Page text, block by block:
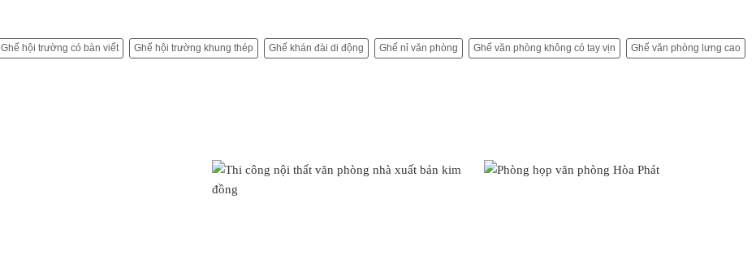
Ghế hội trường có bàn viết Ghế hội trường khung thép Ghế khán đài di động Ghế nỉ văn phòng Ghế văn phòng không có tay vịn Ghế văn phòng lưng cao